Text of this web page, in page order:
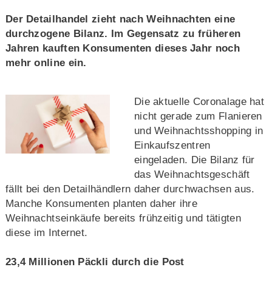
Der Detailhandel zieht nach Weihnachten eine
durchzogene Bilanz. Im Gegensatz zu früheren
Jahren kauften Konsumenten dieses Jahr noch
mehr online ein.
Die aktuelle Coronalage hat
nicht gerade zum Flanieren
und Weihnachtsshopping in
Einkaufszentren
eingeladen. Die Bilanz für
das Weihnachtsgeschäft
fällt bei den Detailhändlern daher durchwachsen aus.
Manche Konsumenten planten daher ihre
Weihnachtseinkäufe bereits frühzeitig und tätigten
diese im Internet.
23,4 Millionen Päckli durch die Post